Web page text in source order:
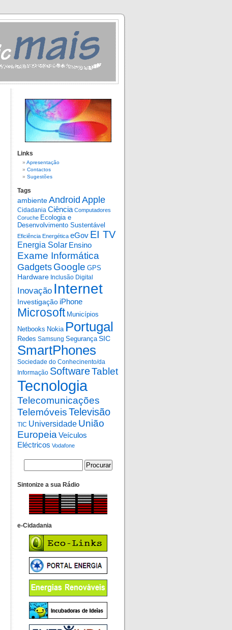
Links
Apresentação
Contactos
Sugestões
Tags
ambienteAndroid Apple
Cidadania Ciência Computadores
Coruche Ecologia e
Desenvolvimento Sustentável
Eficiência Energética eGov EI TV
Energia Solar Ensino
Exame Informática
Gadgets Google GPS
Hardware Inclusão Digital
Inovação Internet
Investigação iPhone
Microsoft Municípios
Netbooks Nokia Portugal
Redes Samsung Segurança SIC
SmartPhones
Sociedade do Conhecinento/da
Informação SoftwareTablet
Tecnologia
Telecomunicações
TelemóveisTelevisão
TIC Universidade União
Europeia Veículos
Eléctricos Vodafone
Sintonize a sua Rádio
e-Cidadania